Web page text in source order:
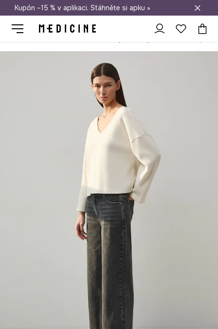
Doprava zdarma při nákupu nad 1 200 Kč
Kupón –15 % v aplikaci. Stáhněte si apku »